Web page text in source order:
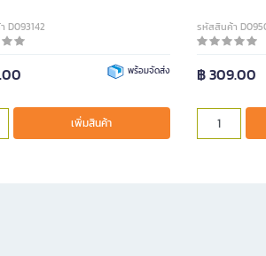
D093142
พร้อมจัดส่ง
เพิ่มสินค้า
รหัสสินค้า
฿ 309.00